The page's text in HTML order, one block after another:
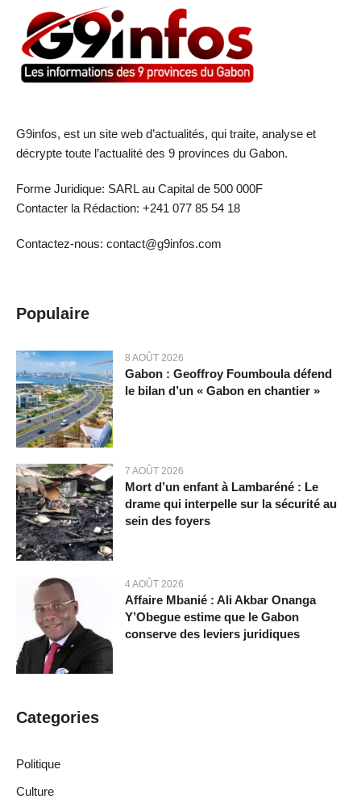
G9infos, est un site web d’actualités, qui traite, analyse et
décrypte toute l’actualité des 9 provinces du Gabon.
Forme Juridique: SARL au Capital de 500 000F
Contacter la Rédaction: +241 077 85 54 18
Contactez-nous: contact@g9infos.com
Populaire
8 AOÛT 2026
Gabon : Geoffroy Foumboula défend
le bilan d’un « Gabon en chantier »
7 AOÛT 2026
Mort d’un enfant à Lambaréné : Le
drame qui interpelle sur la sécurité au
sein des foyers
4 AOÛT 2026
Affaire Mbanié : Ali Akbar Onanga
Y’Obegue estime que le Gabon
conserve des leviers juridiques
Categories
Politique
Culture